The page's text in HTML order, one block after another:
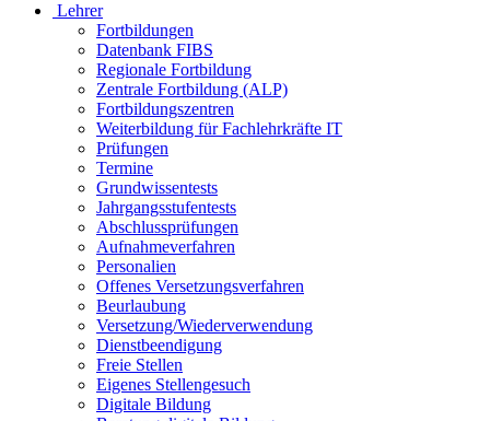
Lehrer
Fortbildungen
Datenbank FIBS
Regionale Fortbildung
Zentrale Fortbildung (ALP)
Fortbildungszentren
Weiterbildung für Fachlehrkräfte IT
Prüfungen
Termine
Grundwissentests
Jahrgangsstufentests
Abschlussprüfungen
Aufnahmeverfahren
Personalien
Offenes Versetzungsverfahren
Beurlaubung
Versetzung/Wiederverwendung
Dienstbeendigung
Freie Stellen
Eigenes Stellengesuch
Digitale Bildung